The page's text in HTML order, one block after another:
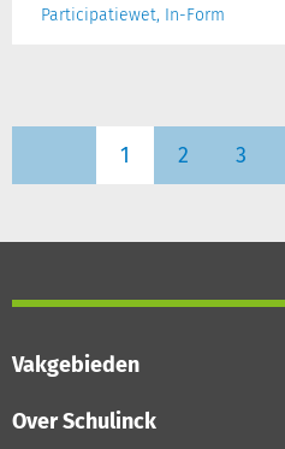
Participatiewet, In-Form
1 2 3
Vakgebieden
Over Schulinck